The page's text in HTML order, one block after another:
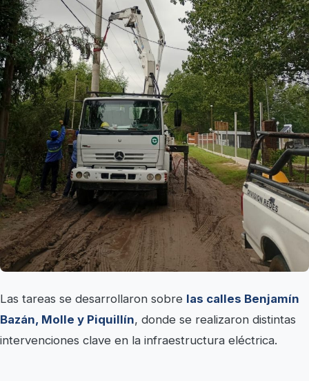
Las tareas se desarrollaron sobre las calles Benjamín
Bazán, Molle y Piquillín, donde se realizaron distintas
intervenciones clave en la infraestructura eléctrica.